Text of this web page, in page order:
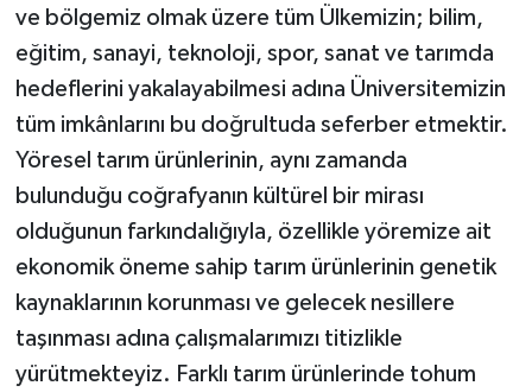
ve bölgemiz olmak üzere tüm Ülkemizin; bilim,
eğitim, sanayi, teknoloji, spor, sanat ve tarımda
hedeflerini yakalayabilmesi adına Üniversitemizin
tüm imkânlarını bu doğrultuda seferber etmektir.
Yöresel tarım ürünlerinin, aynı zamanda
bulunduğu coğrafyanın kültürel bir mirası
olduğunun farkındalığıyla, özellikle yöremize ait
ekonomik öneme sahip tarım ürünlerinin genetik
kaynaklarının korunması ve gelecek nesillere
taşınması adına çalışmalarımızı titizlikle
yürütmekteyiz. Farklı tarım ürünlerinde tohum